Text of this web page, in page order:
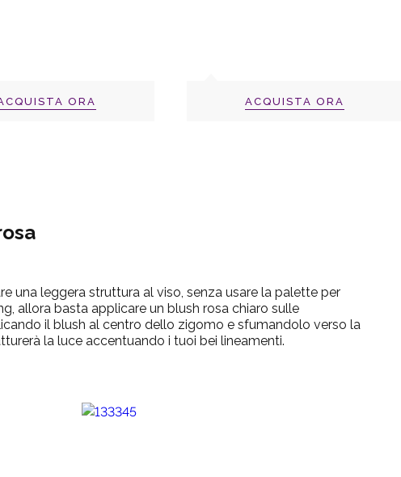
ORA ACQUISTA ORA
una leggera struttura al viso, senza usare la palette per
allora basta applicare un blush rosa chiaro sulle
il blush al centro dello zigomo e sfumandolo verso la
la luce accentuando i tuoi bei lineamenti.